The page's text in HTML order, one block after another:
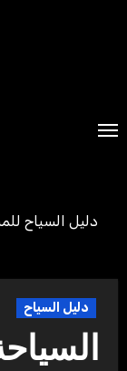
دليل السياح
دليل السياح